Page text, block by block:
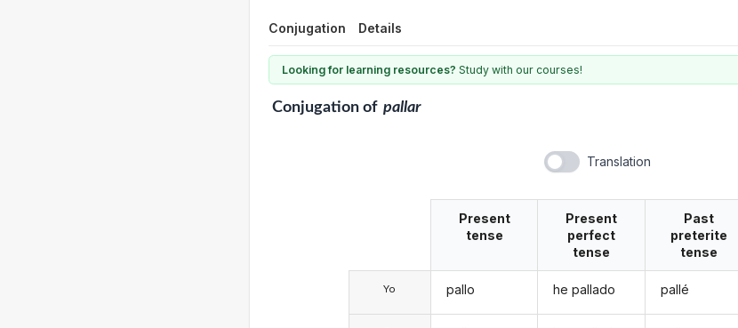
Conjugation Details
Looking for learning resources? Study with our courses!
Conjugationof pallar
Translation
Yo
Present
tense
pallo
Present
perfect
tense
he pallado
Past
preterite
tense
pallé